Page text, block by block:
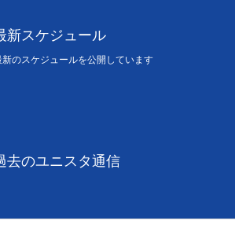
新スケジュール
新のスケジュールを公開しています
去のユニスタ通信